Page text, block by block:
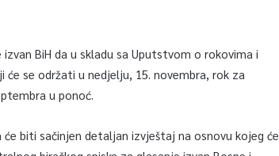
BiH da u skladu sa Uputstvom o rokovima i
se održati u nedjelju, 15. novembra, rok za
u ponoć.
biti sačinjen detaljan izvještaj na osnovu kojeg će